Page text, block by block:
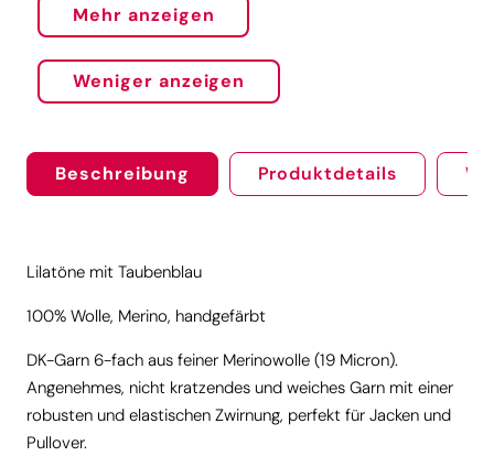
Mehr anzeigen
Weniger anzeigen
Beschreibung Produktdetails
Lilatöne mit Taubenblau
100% Wolle, Merino, handgefärbt
DK-Garn 6-fach aus feiner Merinowolle (19 Micron).
Angenehmes, nicht kratzendes und weiches Garn mit einer
robusten und elastischen Zwirnung, perfekt für Jacken und
Pullover.